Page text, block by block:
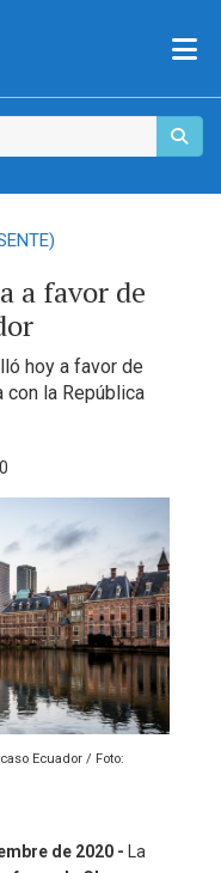
a favor de
hoy a favor de
con la República
Ecuador / Foto:
de 2020 -La